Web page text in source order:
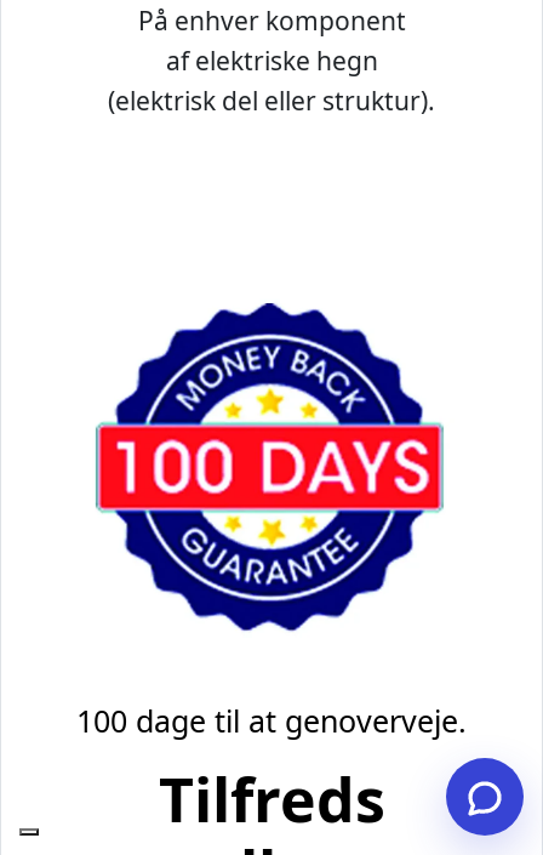
På enhver komponent
af elektriske hegn
(elektrisk del eller struktur).
100 dage til at genoverveje.
Tilfreds